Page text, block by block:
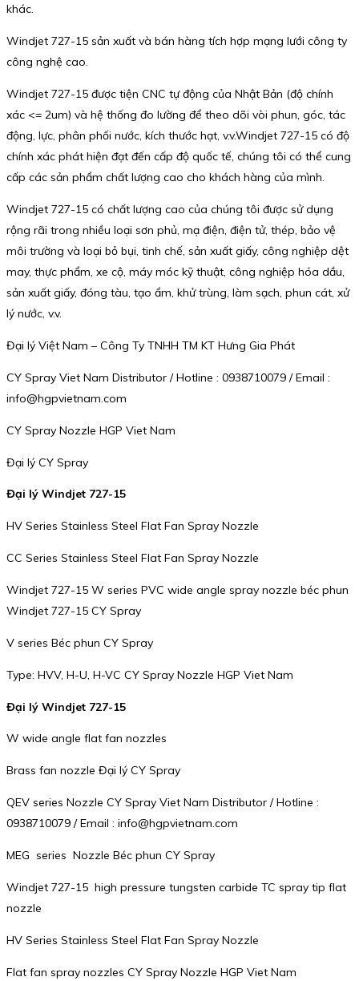
khác.
Windjet 727-15 sản xuất và bán hàng tích hợp mạng lưới công ty
công nghệ cao.
Windjet 727-15 được tiện CNC tự động của Nhật Bản (độ chính
xác <= 2um) và hệ thống đo lường để theo dõi vòi phun, góc, tác
động, lực, phân phối nước, kích thước hạt, v.v.Windjet 727-15 có độ
chính xác phát hiện đạt đến cấp độ quốc tế, chúng tôi có thể cung
cấp các sản phẩm chất lượng cao cho khách hàng của mình.
Windjet 727-15 có chất lượng cao của chúng tôi được sử dụng
rộng rãi trong nhiều loại sơn phủ, mạ điện, điện tử, thép, bảo vệ
môi trường và loại bỏ bụi, tinh chế, sản xuất giấy, công nghiệp dệt
may, thực phẩm, xe cộ, máy móc kỹ thuật, công nghiệp hóa dầu,
sản xuất giấy, đóng tàu, tạo ẩm, khử trùng, làm sạch, phun cát, xử
lý nước, v.v.
Đại lý Việt Nam – Công Ty TNHH TM KT Hưng Gia Phát
CY Spray Viet Nam Distributor / Hotline : 0938710079 / Email :
info@hgpvietnam.com
CY Spray Nozzle HGP Viet Nam
Đại lý CY Spray
Đại lý Windjet 727-15
HV Series Stainless Steel Flat Fan Spray Nozzle
CC Series Stainless Steel Flat Fan Spray Nozzle
Windjet 727-15 W series PVC wide angle spray nozzle béc phun
Windjet 727-15 CY Spray
V series Béc phun CY Spray
Type: HVV, H-U, H-VC CY Spray Nozzle HGP Viet Nam
Đại lý Windjet 727-15
W wide angle flat fan nozzles
Brass fan nozzle Đại lý CY Spray
QEV series Nozzle CY Spray Viet Nam Distributor / Hotline :
0938710079 / Email : info@hgpvietnam.com
MEG series Nozzle Béc phun CY Spray
Windjet 727-15 high pressure tungsten carbide TC spray tip flat
nozzle
HV Series Stainless Steel Flat Fan Spray Nozzle
Flat fan spray nozzles CY Spray Nozzle HGP Viet Nam